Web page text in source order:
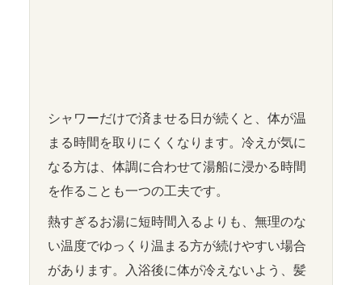
シャワーだけで済ませる日が続くと、体が温
まる時間を取りにくくなります。冷えが気に
なる方は、体調に合わせて湯船に浸かる時間
を作ることも一つの工夫です。
熱すぎるお湯に短時間入るよりも、無理のな
い温度でゆっくり温まる方が続けやすい場合
があります。入浴後に体が冷えないよう、髪